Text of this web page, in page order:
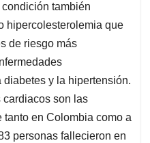
también
hipercolesterolemia que
de riesgo más
y la hipertensión.
cardiacos son las
en Colombia como a
personas fallecieron en